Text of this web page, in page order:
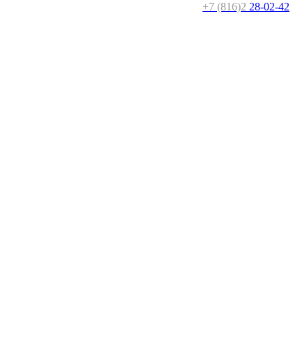
+7 (816)2 28-02-42